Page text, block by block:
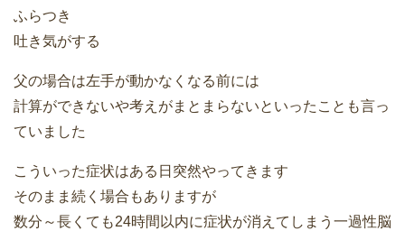
ふらつき
吐き気がする
父の場合は左手が動かなくなる前には
計算ができないや考えがまとまらないといったことも言っ
ていました
こういった症状はある日突然やってきます
そのまま続く場合もありますが
数分～長くても24時間以内に症状が消えてしまう一過性脳